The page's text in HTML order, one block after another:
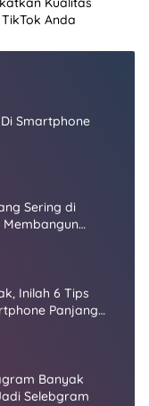
Anda
Smartphone
Sering di
Inilah 6 Tips
Panjang
Banyak
Selebgram